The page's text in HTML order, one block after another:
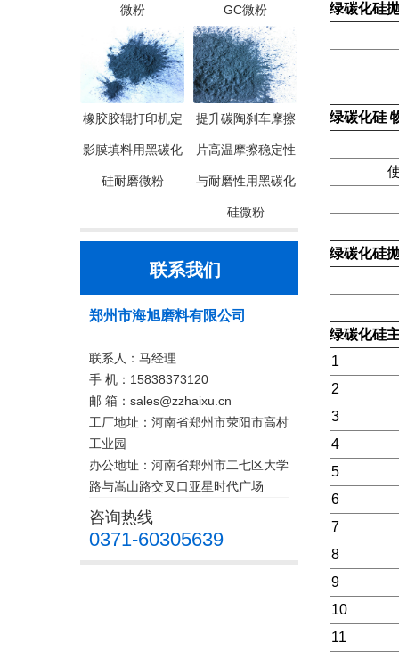
微粉 GC微粉
橡胶胶辊打印机定
影膜填料用黑碳化
硅耐磨微粉
提升碳陶刹车摩擦
片高温摩擦稳定性
与耐磨性用黑碳化
硅微粉
联系我们
郑州市海旭磨料有限公司
联系人：马经理
手 机：15838373120
邮 箱：sales@zzhaixu.cn
工厂地址：河南省郑州市荥阳市高村
工业园
办公地址：河南省郑州市二七区大学
路与嵩山路交叉口亚星时代广场
咨询热线
0371-60305639
绿碳化硅
绿碳化硅
绿碳化硅
绿碳化硅
1
2
3
4
5
6
7
8
9
10
11